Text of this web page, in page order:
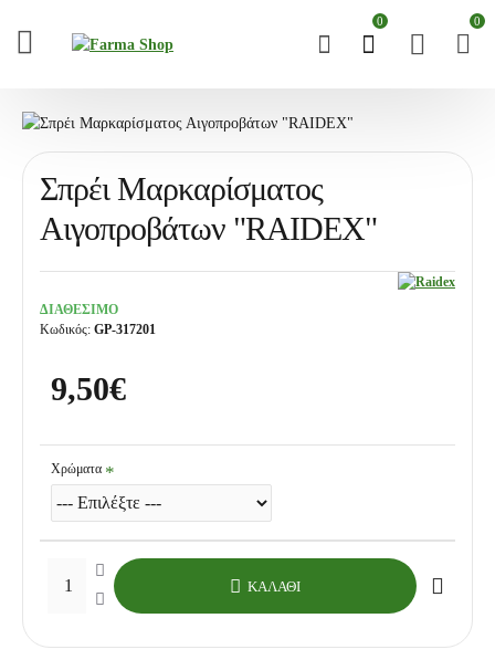
0 0
Σπρέι Μαρκαρίσματος
Αιγοπροβάτων "RAIDEX"
ΔΙΑΘΕΣΙΜΟ
Κωδικός: GP-317201
9,50€
Χρώματα
ΚΑΛΆΘΙ